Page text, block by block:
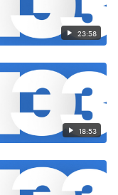
23:58
18:53